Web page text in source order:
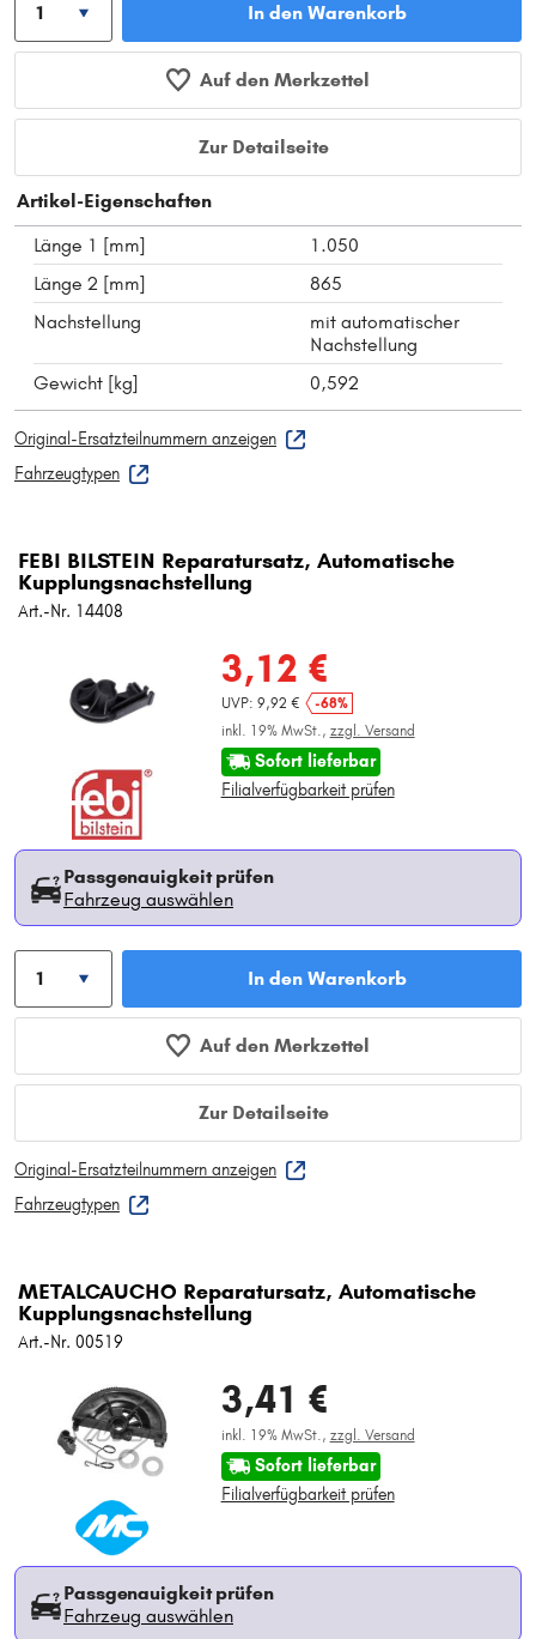
In den Warenkorb
Auf den Merkzettel
Zur Detailseite
Artikel-Eigenschaften
Länge 1 [mm]
1.050
Länge 2 [mm]
865
Nachstellung
mit automatischer
Nachstellung
Gewicht [kg]
0,592
Original-Ersatzteilnummern anzeigen
Fahrzeugtypen
FEBI BILSTEIN Reparatursatz, Automatische
Kupplungsnachstellung
Art.-Nr. 14408
3,12 €
UVP: 9,92 €
-68%
inkl. 19% MwSt., zzgl. Versand
Sofort lieferbar
Filialverfügbarkeit prüfen
Passgenauigkeit prüfen
Fahrzeug auswählen
In den Warenkorb
Auf den Merkzettel
Zur Detailseite
Original-Ersatzteilnummern anzeigen
Fahrzeugtypen
METALCAUCHO Reparatursatz, Automatische
Kupplungsnachstellung
Art.-Nr. 00519
3,41 €
inkl. 19% MwSt., zzgl. Versand
Sofort lieferbar
Filialverfügbarkeit prüfen
Passgenauigkeit prüfen
Fahrzeug auswählen